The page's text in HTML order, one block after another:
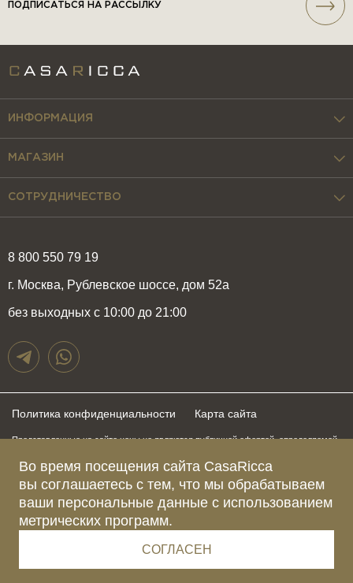
Во время посещения сайта CasaRicca
вы соглашаетесь с тем, что мы обрабатываем
ваши персональные данные с использованием
метрических программ.
СОГЛАСЕН
ПОДПИСАТЬСЯ НА РАССЫЛКУ
8 800 550 79 19
г. Москва, Рублевское шоссе, дом 52а
без выходных с 10:00 до 21:00
ИНФОРМАЦИЯ
МАГАЗИН
СОТРУДНИЧЕСТВО
Политика конфиденциальности Карта сайта
Представленные на сайте цены не являются публичной офертой, определяемой
быть изменены в любое время без предупреждения. Для получения актуальной и
подробной информации о стоимости, сроках и условиях поставки просьба
обращаться к менеджерам по указанным выше телефонам
Зарегистрированное название компании
Адрес Ш. РУБЛЁВСКОЕ, Д. 52А, ПОМЕЩ. I ЭТАЖ 2, КОМ. 81 Г.МОСКВА, ВН.ТЕР.
Телефон компании +79015477974